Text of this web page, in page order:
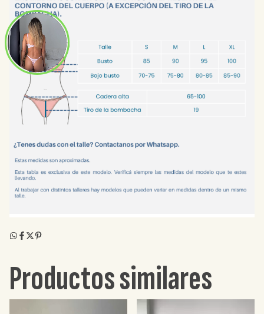
Productos similares